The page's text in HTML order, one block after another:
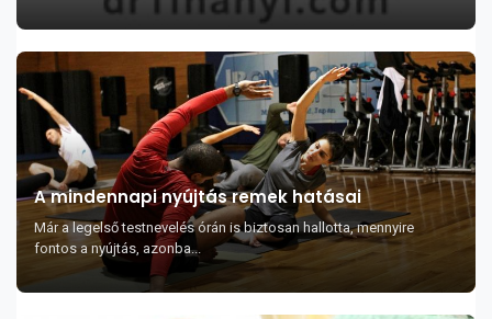
A mindennapi nyújtás remek hatásai
Már a legelső testnevelés órán is biztosan hallotta, mennyire
fontos a nyújtás, azonba...